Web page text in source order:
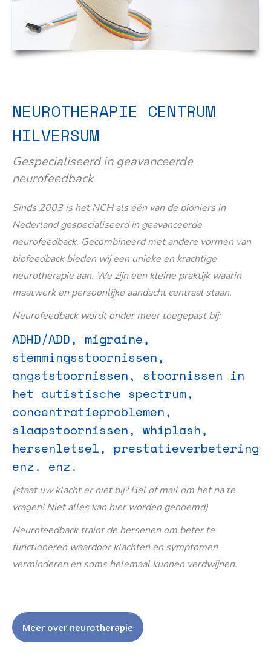
NEUROTHERAPIE CENTRUM
HILVERSUM
Gespecialiseerd in geavanceerde
neurofeedback
Sinds 2003 is het NCH als één van de pioniers in
Nederland gespecialiseerd in geavanceerde
neurofeedback. Gecombineerd met andere vormen van
biofeedback bieden wij een unieke en krachtige
neurotherapie aan. We zijn een kleine praktijk waarin
maatwerk en persoonlijke aandacht centraal staan.
Neurofeedback wordt onder meer toegepast bij:
ADHD/ADD, migraine,
stemmingsstoornissen,
angststoornissen, stoornissen in
het autistische spectrum,
concentratieproblemen,
slaapstoornissen, whiplash,
hersenletsel, prestatieverbetering
enz. enz.
(staat uw klacht er niet bij? Bel of mail om het na te
vragen! Niet alles kan hier worden genoemd)
Neurofeedback traint de hersenen om beter te
functioneren waardoor klachten en symptomen
verminderen en soms helemaal kunnen verdwijnen.
Meer over neurotherapie